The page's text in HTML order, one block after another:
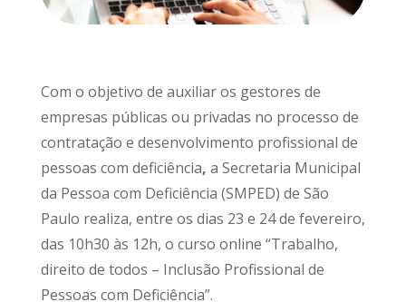
Com o objetivo de auxiliar os gestores de
empresas públicas ou privadas no processo de
contratação e desenvolvimento profissional de
pessoas com deficiência, a Secretaria Municipal
da Pessoa com Deficiência (SMPED) de São
Paulo realiza, entre os dias 23 e 24 de fevereiro,
das 10h30 às 12h, o curso online “Trabalho,
direito de todos – Inclusão Profissional de
Pessoas com Deficiência”.